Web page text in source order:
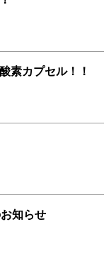
素カプセル！！
知らせ